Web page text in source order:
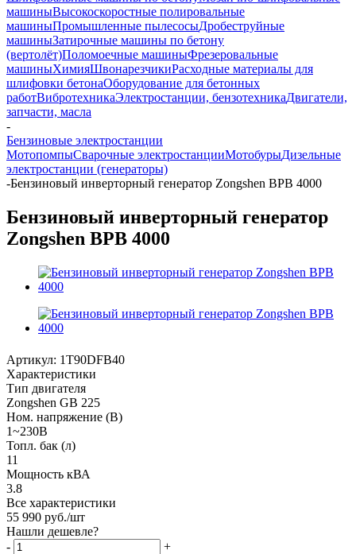
машиныВысокоскоростные полировальные
машиныПромышленные пылесосыДробеструйные
машиныЗатирочные машины по бетону
(вертолёт)Поломоечные машиныФрезеровальные
машиныХимияШвонарезчикиРасходные материалы для
шлифовки бетонаОборудование для бетонных
работВибротехникаЭлектростанции, бензотехникаДвигатели,
запчасти, масла
-
Бензиновые электростанции
МотопомпыСварочные электростанцииМотобурыДизельные
электростанции (генераторы)
-Бензиновый инверторный генератор Zongshen BPB 4000
Бензиновый инверторный генератор
Zongshen BPB 4000
Артикул: 1T90DFB40
Характеристики
Тип двигателя
Zongshen GB 225
Ном. напряжение (В)
1~230В
Топл. бак (л)
11
Мощность кВА
3.8
Все характеристики
55 990 руб./шт
Нашли дешевле?
-
+